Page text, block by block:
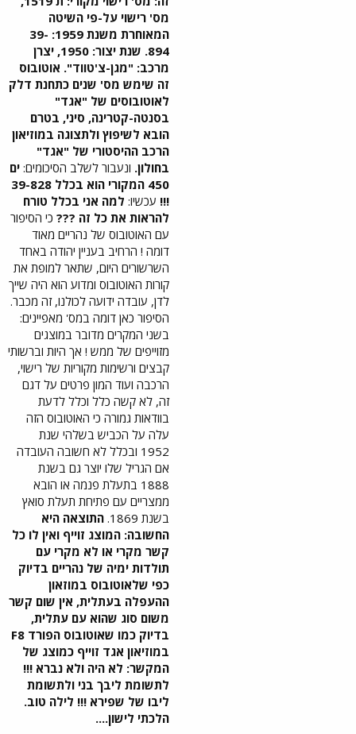
מס' רישוי על-פי השיטה
המאוחרת משנת 1959: 39-
894. שנת יצור: 1950, יצרן
מרכב: "מגן-צ'טווד". אוטובוס
זה שימש מס' שנים כתחנת דלק
לאוטובוסים של "אגד"
בסנטה-קטרינה, סיני, בטרם
הובא לשיפוץ ולתצוגה במוזיאון
הרכב ההיסטורי של "אגד"
בחולון. ונעבור לשלב הסיכומים: ים
450 המקורי הוא בכלל 39-828
!!! עכשיו: למה אני בכלל טורח
להראות את כל זה ??? כי הסיפור
עם האוטובוס של נהריים מאוד
דומה ! הרחיב בעניין יהודה באחד
השרשורים היום, שתאר למופת את
קורות האוטובוס ומדוע הוא היה שייך
לדן, עובדה ידועה לכולנו, זה מכבר.
הסיפור כאן דומה במס' מאפיינים:
בשני המקרים מדובר במוצגים
מזוייפים של ממש ! אך היות וברשותי
קבצים ורשימות מקוריות של רישוי,
הרכבה ועוד המון פרטים על דגם
זה, לא קשה כלל וכלל לדעת
בוודאות גמורה כי האוטובוס הזה
עלה על הכביש בשלהי שנת
1952 ובכלל לא חשובה העובדה
אם הגריל שלו יוצר גם בשנת
1888 בתעלת פנמה או הובא
ממצריים עם פתיחת תעלת סואץ
בשנת 1869.
התוצאה היא
החשובה: המוצג זוייף ואין לו כל
קשר מקרי או לא מקרי עם
תולדות ימיה של נהריים בדיוק
כפי שלאוטובוס במוזאון
ההעפלה בעתלית, אין שום קשר
משום סוג שהוא עם עתלית,
בדיוק כמו שאוטובוס הפורד F8
במוזיאון אגד זוייף כמוצג של
המקשר: לא היה ולא נברא !!!
לתשומת ליבך בני ולתשומת
ליבו של שפירא !!! לילה טוב.
הלכתי לישון....